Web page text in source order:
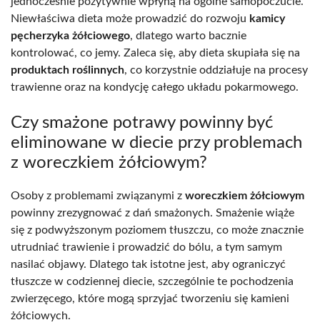
Niewłaściwa dieta może prowadzić do rozwoju kamicy
pęcherzyka żółciowego, dlatego warto bacznie
kontrolować, co jemy. Zaleca się, aby dieta skupiała się na
produktach roślinnych, co korzystnie oddziałuje na procesy
trawienne oraz na kondycję całego układu pokarmowego.
Czy smażone potrawy powinny być
eliminowane w diecie przy problemach
z woreczkiem żółciowym?
Osoby z problemami związanymi z woreczkiem żółciowym
powinny zrezygnować z dań smażonych. Smażenie wiąże
się z podwyższonym poziomem tłuszczu, co może znacznie
utrudniać trawienie i prowadzić do bólu, a tym samym
nasilać objawy. Dlatego tak istotne jest, aby ograniczyć
tłuszcze w codziennej diecie, szczególnie te pochodzenia
zwierzęcego, które mogą sprzyjać tworzeniu się kamieni
żółciowych.